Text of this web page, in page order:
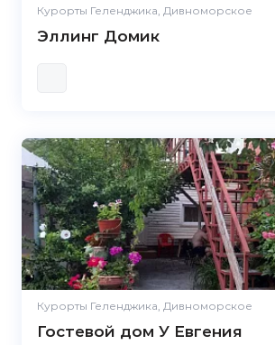
Курорты Геленджика, Дивноморское
Эллинг Домик
Курорты Геленджика, Дивноморское
Гостевой дом У Евгения